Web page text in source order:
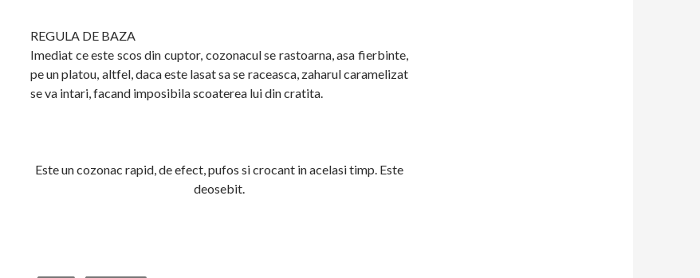
REGULA DE BAZA
Imediat ce este scos din cuptor, cozonacul se rastoarna, asa fierbinte,
pe un platou, altfel, daca este lasat sa se raceasca, zaharul caramelizat
se va intari, facand imposibila scoaterea lui din cratita.
Este un cozonac rapid, de efect, pufos si crocant in acelasi timp. Este
deosebit.